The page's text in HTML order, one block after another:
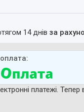
14 днівза
платежі.